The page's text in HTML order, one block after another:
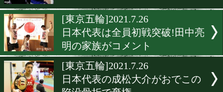
[東京五輪]2021.7.27
日本期待の岡澤セオンが2
敗退
[東京五輪]2021.7.26